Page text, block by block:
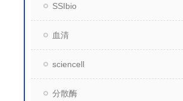
SSIbio
血清
sciencell
分散酶